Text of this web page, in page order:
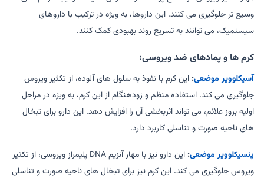
وسیع تر جلوگیری می کنند. این داروها، به ویژه در ترکیب با داروهای
سیستمیک، می توانند به تسریع روند بهبودی کمک کنند.
کرم ها و پمادهای ضد ویروسی:
آسیکلوویر موضعی: این کرم با نفوذ به سلول های آلوده، از تکثیر ویروس
جلوگیری می کند. استفاده منظم و زودهنگام از این کرم، به ویژه در مراحل
اولیه بروز علائم، می تواند اثربخشی آن را افزایش دهد. این دارو برای تبخال
های ناحیه صورت و تناسلی کاربرد دارد.
پنسیکلوویر موضعی:
این دارو نیز با مهار آنزیم DNA پلیمراز ویروسی، از تکثیر
ویروس جلوگیری می کند. این کرم نیز برای تبخال های ناحیه صورت و تناسلی